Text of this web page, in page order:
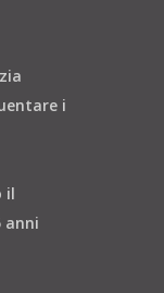
i
il
anni